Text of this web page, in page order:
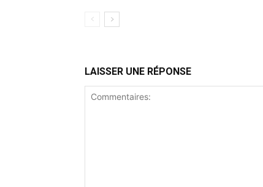
LAISSER UNE RÉPONSE